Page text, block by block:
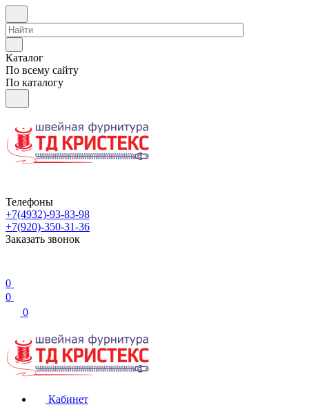
Каталог
По всему сайту
По каталогу
Телефоны
+7(4932)-93-83-98
+7(920)-350-31-36
Заказать звонок
0
0
0
Кабинет